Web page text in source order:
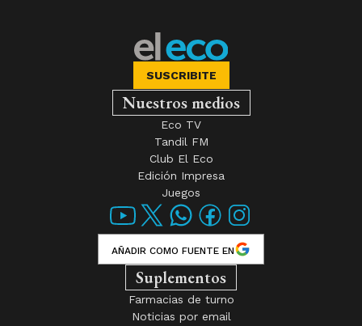
SUSCRIBITE
Nuestros medios
Eco TV
Tandil FM
Club El Eco
Edición Impresa
Juegos
AÑADIR COMO FUENTE EN
Suplementos
Farmacias de turno
Noticias por email